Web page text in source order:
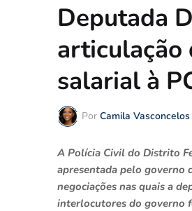
Deputada
articulação
salarial à
Por Camila Vasconcelos
A Polícia Civil do Distrito
apresentada pelo governo
negociações nas quais a
interlocutores do governo